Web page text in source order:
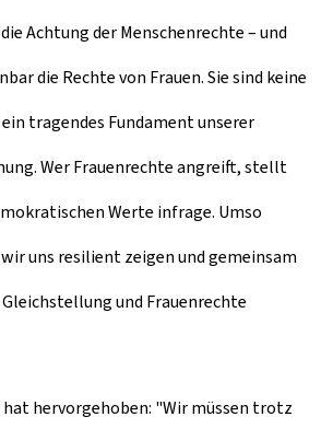
Achtung der Menschenrechte – und
die Rechte von Frauen. Sie sind keine
tragendes Fundament unserer
Wer Frauenrechte angreift, stellt
Werte infrage. Umso
uns resilient zeigen und gemeinsam
und Frauenrechte
hat hervorgehoben: "Wir müssen trotz